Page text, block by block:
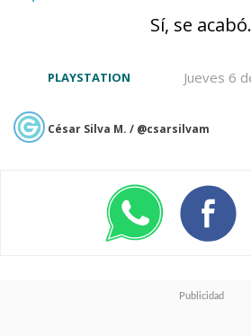
Sí, se acabó.
Jueves 6
PLAYSTATION
César Silva M. / @csarsilvam